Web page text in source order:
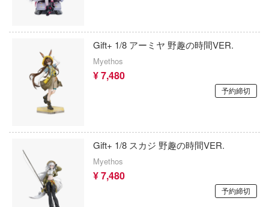
Gift+ 1/8 アーミヤ 野趣の時間VER.
Myethos
¥ 7,480
予約締切
Gift+ 1/8 スカジ 野趣の時間VER.
Myethos
¥ 7,480
予約締切
スター・ウォーズ
ゼロの使い魔
ボカンシリーズ
の成り上がり
グラヴィオン
シャンゼリオン